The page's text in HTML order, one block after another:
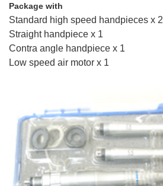
Package with
Standard high speed handpieces x 2
Straight handpiece x 1
Contra angle handpiece x 1
Low speed air motor x 1